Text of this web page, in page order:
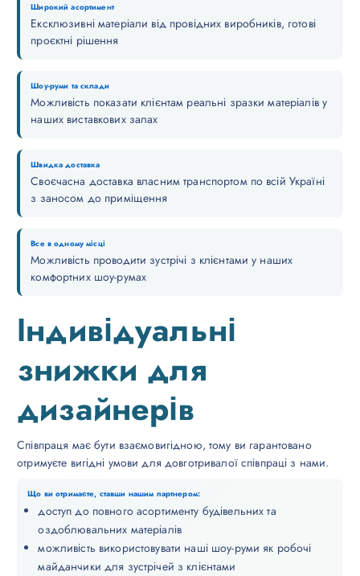
Широкий асортимент
Ексклюзивні матеріали від провідних виробників, готові
проєктні рішення
Шоу-руми та склади
Можливість показати клієнтам реальні зразки матеріалів у
наших виставкових залах
Швидка доставка
Своєчасна доставка власним транспортом по всій Україні
з заносом до приміщення
Все в одному місці
Можливість проводити зустрічі з клієнтами у наших
комфортних шоу-румах
Індивідуальні
знижки для
дизайнерів
Співпраця має бути взаємовигідною, тому ви гарантовано
отримуєте вигідні умови для довготривалої співпраці з нами.
Що ви отримаєте, ставши нашим партнером:
доступ до повного асортименту будівельних та
оздоблювальних матеріалів
можливість використовувати наші шоу-руми як робочі
майданчики для зустрічей з клієнтами